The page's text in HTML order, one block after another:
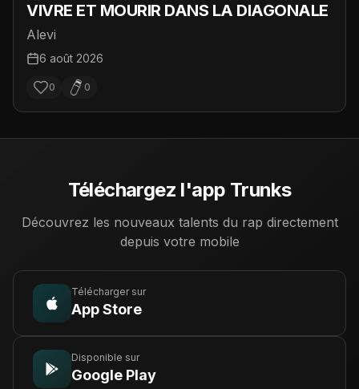
VIVRE ET MOURIR DANS LA DIAGONALE
Alevi
6 août 2026
0 0
Téléchargez l'app Trunks
Découvrez les nouveaux talents du rap directement
depuis votre mobile
Télécharger sur
App Store
Disponible sur
Google Play